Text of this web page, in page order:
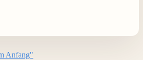
Anfang"